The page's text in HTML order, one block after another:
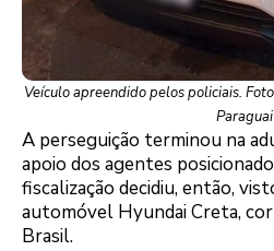
Veículo apreendido pelos policiais.
Paraguai
A perseguição terminou na
apoio dos agentes
fiscalização decidiu, então,
automóvel Hyundai Creta,
Brasil.